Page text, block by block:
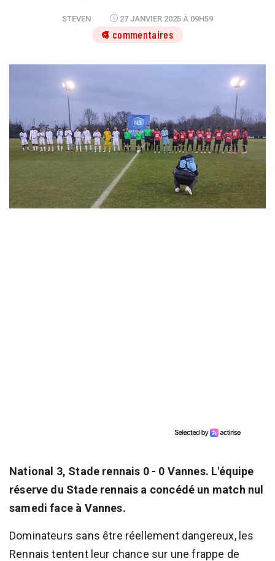
STEVEN 27 JANVIER 2025 À 09H59
3 commentaires
National 3, Stade rennais 0 - 0 Vannes. L'équipe
réserve du Stade rennais a concédé un match nul
samedi face à Vannes.
Dominateurs sans être réellement dangereux, les
Rennais tentent leur chance sur une frappe de